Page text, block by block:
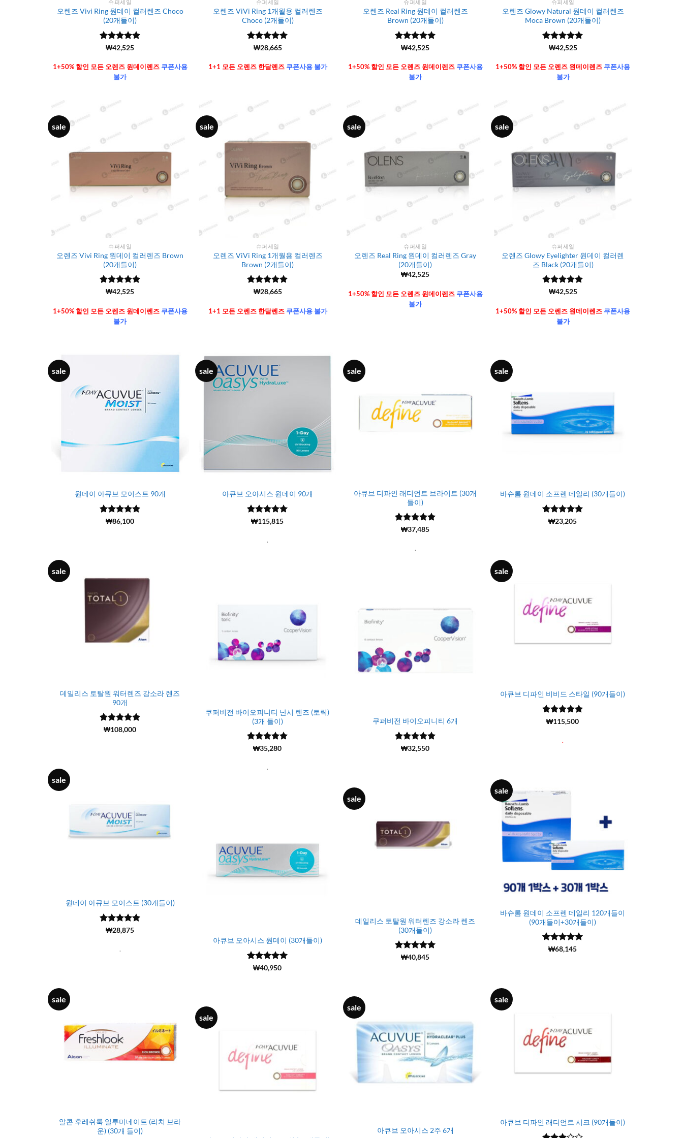
슈퍼세일
오렌즈 Vivi Ring 원데이 컬러렌즈 Choco
(20개들이)
5 중에서
가됨
(6106)
₩42,525
1+50% 할인 모든 오렌즈 원데이렌즈 쿠폰사용
불가
슈퍼세일
오렌즈 ViVi Ring 1개월용 컬러렌즈
Choco (2개들이)
5 중에서
가됨
(6106)
₩28,665
1+1 모든 오렌즈 한달렌즈쿠폰사용 불가
슈퍼세일
오렌즈 Real Ring 원데이 컬러렌즈
Brown (20개들이)
5 중에서
가됨
(6106)
₩42,525
1+50% 할인 모든 오렌즈 원데이렌즈 쿠폰사용
불가
슈퍼세일
오렌즈 Glowy Natural 원데이 컬러렌즈
Moca Brown (20개들이)
5 중에서
가됨
(6106)
₩42,525
1+50% 할인 모든 오렌즈 원데이렌즈 쿠폰사용
불가
sale
슈퍼세일
오렌즈 Vivi Ring 원데이 컬러렌즈 Brown
(20개들이)
5 중에서
가됨
(6106)
₩42,525
1+50% 할인 모든 오렌즈 원데이렌즈 쿠폰사용
불가
sale
슈퍼세일
오렌즈 ViVi Ring 1개월용 컬러렌즈
Brown (2개들이)
5 중에서
가됨
(6106)
₩28,665
1+1 모든 오렌즈 한달렌즈쿠폰사용 불가
sale
슈퍼세일
오렌즈 Real Ring 원데이 컬러렌즈 Gray
(20개들이)
₩42,525
1+50% 할인 모든 오렌즈 원데이렌즈 쿠폰사용
불가
sale
슈퍼세일
오렌즈 Glowy Eyelighter 원데이 컬러렌
즈 Black (20개들이)
5 중에서
가됨
(6106)
₩42,525
1+50% 할인 모든 오렌즈 원데이렌즈 쿠폰사용
불가
sale
원데이 아큐브 모이스트 90개
5 중에서
(13115)
₩86,100
sale
아큐브 오아시스 원데이 90개
5 중에서
(9951)
₩115,815
.
sale
아큐브 디파인 래디언트 브라이트 (30개
들이)
5 중에서
(11693)
₩37,485
.
sale
바슈롬 원데이 소프렌 데일리 (30개들이)
5 중에서
(6692)
₩23,205
sale
데일리스 토탈원 워터렌즈 강소라 렌즈
90개
5 중에서
(15430)
₩108,000
sale
아큐브 디파인 비비드 스타일 (90개들이)
5 중에서5
(2)
₩115,500
.
쿠퍼비전 바이오피니티 난시 렌즈 (토릭)
(3개 들이)
5 중에서
(7584)
₩35,280
.
쿠퍼비전 바이오피니티 6개
5 중에서
(13965)
₩32,550
sale
원데이 아큐브 모이스트 (30개들이)
5 중에서
(3537)
₩28,875
.
sale
바슈롬 원데이 소프렌 데일리 120개들이
(90개들이+30개들이)
5 중에서
(3)₩68,145
sale
데일리스 토탈원 워터렌즈 강소라 렌즈
(30개들이)
5 중에서
(6799)
₩40,845
아큐브 오아시스 원데이 (30개들이)
5 중에서
(1639)
₩40,950
sale
알콘 후레쉬룩 일루미네이트 (리치 브라
운) (30개 들이)
sale
아큐브 디파인 래디언트 시크 (90개들이)
sale
아큐브 오아시스 2주 6개
sale